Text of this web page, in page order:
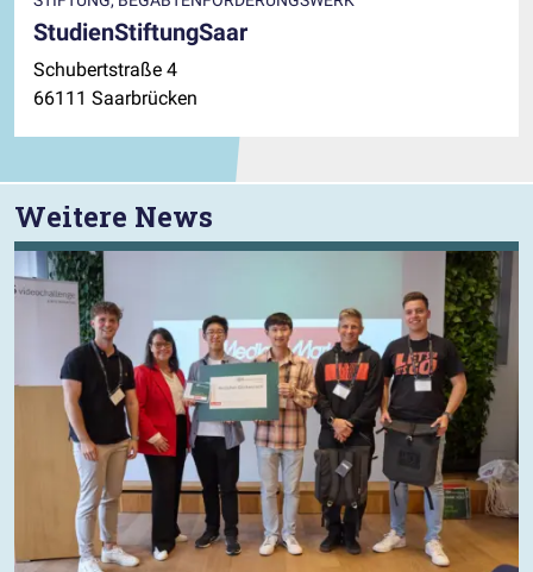
StudienStiftungSaar
Schubertstraße 4
66111 Saarbrücken
Weitere News